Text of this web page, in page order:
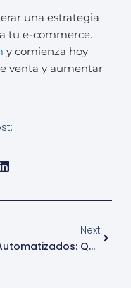
una estrategia
tu e-commerce.
y comienza hoy
venta y aumentar
Next
SMS Automatizados: Qué Son Y Cómo Usarlos